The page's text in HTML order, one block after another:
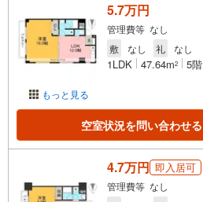
もっと見る
5.7万円
管理費等 なし
敷
なし 礼 なし
1LDK 47.64m2 5階
空室状況を問い合わせる
4.7万円 即入居可
管理費等 なし